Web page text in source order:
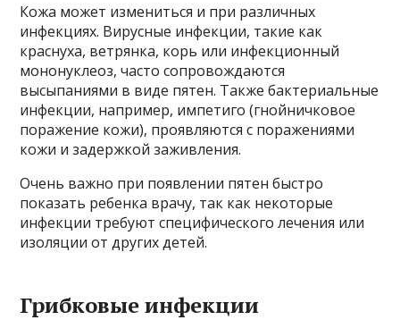
Кожа может измениться и при различных
инфекциях. Вирусные инфекции, такие как
краснуха, ветрянка, корь или инфекционный
мононуклеоз, часто сопровождаются
высыпаниями в виде пятен. Также бактериальные
инфекции, например, импетиго (гнойничковое
поражение кожи), проявляются с поражениями
кожи и задержкой заживления.
Очень важно при появлении пятен быстро
показать ребенка врачу, так как некоторые
инфекции требуют специфического лечения или
изоляции от других детей.
Грибковые инфекции